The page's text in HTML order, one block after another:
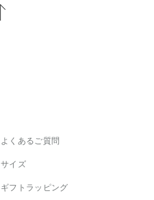
よくあるご質問
サイズ
ギフトラッピング